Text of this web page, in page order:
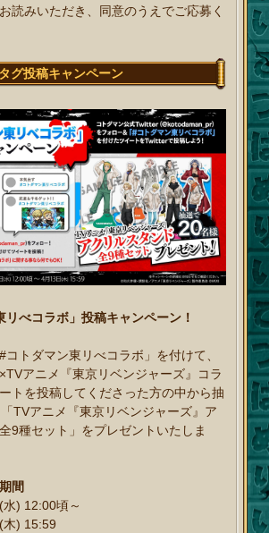
読みいただき、同意のうえでご応募く
グ投稿キャンペーン
リべコラボ」投稿キャンペーン！
トダマン東リべコラボ」を付けて、
アニメ『東京リベンジャーズ』コラ
トを投稿してくださった方の中から抽
TVアニメ『東京リベンジャーズ』ア
9種セット」をプレゼントいたしま
間
) 12:00頃～
木) 15:59